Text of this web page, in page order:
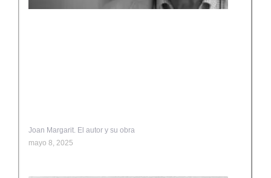
Joan Margarit. El autor y su obra
mayo 8, 2025